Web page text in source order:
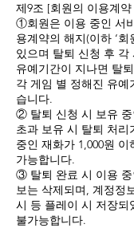
제9조 [회원의 이용계약
①회원은 이용 중인 서
용계약의 해지(이하 ‘회
있으며 탈퇴 신청 후 각
유예기간이 지나면 탈
각 게임 별 정해진 유예
습니다.
② 탈퇴 신청 시 보유 중
초과 보유 시 탈퇴 처리
중인 재화가 1,000원
가능합니다.
③ 탈퇴 완료 시 이용 중
보는 삭제되며, 계정정
시 등 플레이 시 저장되
불가능합니다.